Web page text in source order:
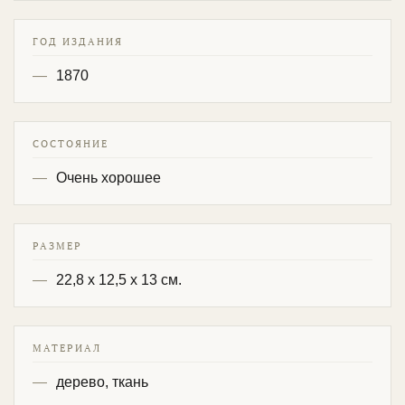
ГОД ИЗДАНИЯ
1870
СОСТОЯНИЕ
Очень хорошее
РАЗМЕР
22,8 х 12,5 х 13 см.
МАТЕРИАЛ
дерево, ткань